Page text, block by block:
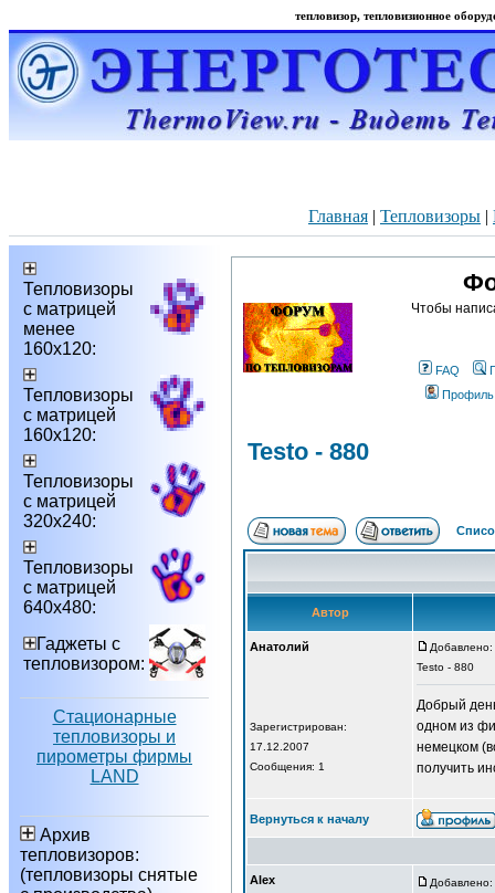
тепловизор, тепловизионное
Главная | Тепловизоры |
Тепловизоры
с матрицей
менее
160х120:
Тепловизоры
с матрицей
160х120:
Тепловизоры
с матрицей
320х240:
Тепловизоры
с матрицей
640х480:
Гаджеты с
тепловизором:
Стационарные
тепловизоры и
пирометры фирмы
LAND
Архив
тепловизоров:
(тепловизоры снятые
Чтобы
FAQ
Профиль
Testo - 880
Автор
Анатолий
Зарегистрирован:
17.12.2007
Сообщения: 1
Testo - 880
Добрый
одном из
немецком
получить
Вернуться к началу
Alex